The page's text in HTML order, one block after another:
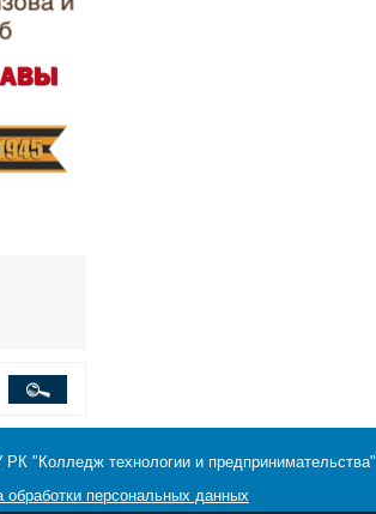
"Колледж технологии и предпринимательства"
обработки персональных данных